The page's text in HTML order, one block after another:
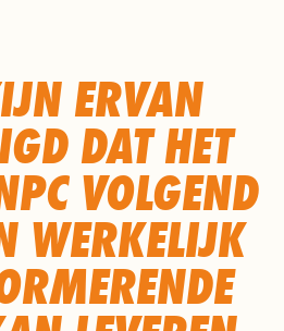
ERVAN
DAT HET
VOLGEND
WERKELIJK